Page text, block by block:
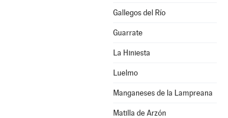
Gallegos del Río
Guarrate
La Hiniesta
Luelmo
Manganeses de la Lampreana
Matilla de Arzón